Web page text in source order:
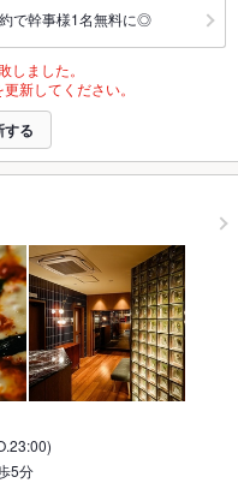
で幹事様1名無料に◎
しました。
新してください。
する
5分